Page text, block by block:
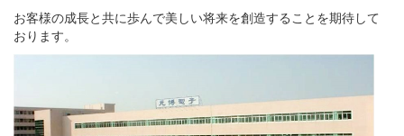
お客様の成長と共に歩んで美しい将来を創造することを期待して
おります。